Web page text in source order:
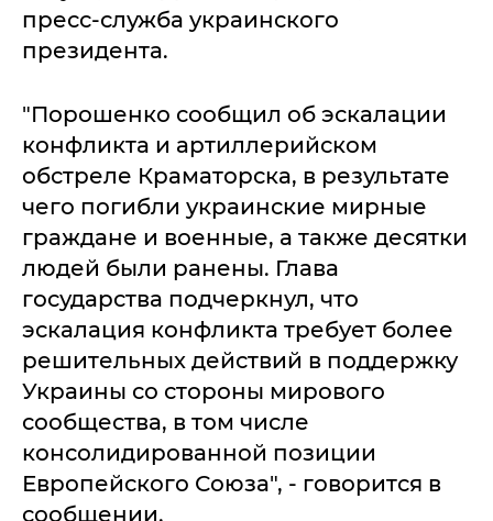
пресс-служба украинского
президента.
"Порошенко сообщил об эскалации
конфликта и артиллерийском
обстреле Краматорска, в результате
чего погибли украинские мирные
граждане и военные, а также десятки
людей были ранены. Глава
государства подчеркнул, что
эскалация конфликта требует более
решительных действий в поддержку
Украины со стороны мирового
сообщества, в том числе
консолидированной позиции
Европейского Союза", - говорится в
сообщении.